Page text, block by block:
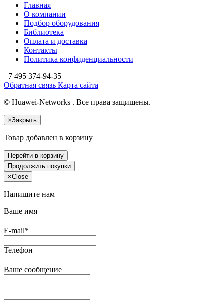
Главная
О компании
Подбор оборудования
Библиотека
Оплата и доставка
Контакты
Политика конфиденциальности
+7 495 374-94-35
Обратная связь Карта сайта
© Huawei-Networks . Все права защищены.
×Закрыть
Товар добавлен в корзину
Перейти в корзину
Продолжить покупки
×Close
Напишите нам
Ваше имя
E-mail*
Телефон
Ваше сообщение